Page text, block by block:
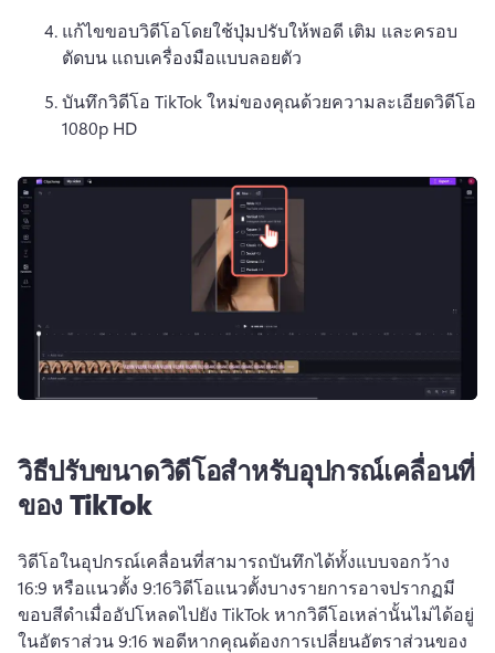
แก้ไขขอบวิดีโอโดยใช้ปุ่มปรับให้พอดี เติม และครอบ
ตัดบน แถบเครื่องมือแบบลอยตัว
บันทึกวิดีโอ TikTok ใหม่ของคุณด้วยความละเอียดวิดีโอ
1080p HD
วิธีปรับขนาดวิดีโอสำหรับอุปกรณ์เคลื่อนที่
ของ TikTok
วิดีโอในอุปกรณ์เคลื่อนที่สามารถบันทึกได้ทั้งแบบจอกว้าง
16:9 หรือแนวตั้ง 9:16วิดีโอแนวตั้งบางรายการอาจปรากฏมี
ขอบสีดำเมื่ออัปโหลดไปยัง TikTok หากวิดีโอเหล่านั้นไม่ได้อยู่
ในอัตราส่วน 9:16 พอดีหากคุณต้องการเปลี่ยนอัตราส่วนของ